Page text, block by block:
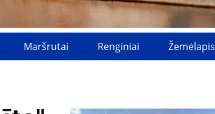
Maršrutai Renginiai Žemėlapis